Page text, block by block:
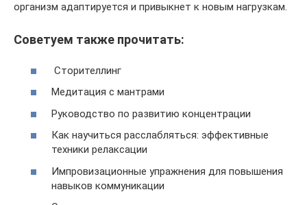
организм адаптируется и привыкнет к новым нагрузкам.
Советуем также прочитать:
Сторителлинг
Медитация с мантрами
Руководство по развитию концентрации
Как научиться расслабляться: эффективные
техники релаксации
Импровизационные упражнения для повышения
навыков коммуникации